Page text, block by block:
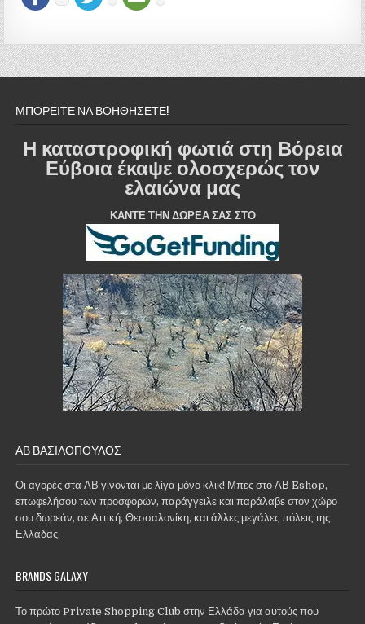
ΜΠΟΡΕΙΤΕ ΝΑ ΒΟΗΘΗΣΕΤΕ!
Η καταστροφική φωτιά στη Βόρεια
Εύβοια έκαψε ολοσχερώς τον
ελαιώνα μας
ΚΑΝΤΕ ΤΗΝ ΔΩΡΕΑ ΣΑΣ ΣΤΟ
ΑΒ ΒΑΣΙΛΌΠΟΥΛΟΣ
Οι αγορές στα ΑΒ γίνονται με λίγα μόνο κλικ! Μπες στο ΑΒ Eshop,
επωφελήσου των προσφορών, παράγγειλε και παράλαβε στον χώρο
σου δωρεάν, σε Αττική, Θεσσαλονίκη, και άλλες μεγάλες πόλεις της
Ελλάδας.
BRANDS GALAXY
Το πρώτο Private Shopping Club στην Ελλάδα για αυτούς που